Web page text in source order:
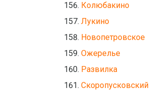
Колюбакино
Лукино
Новопетровское
Ожерелье
Развилка
Скоропусковский